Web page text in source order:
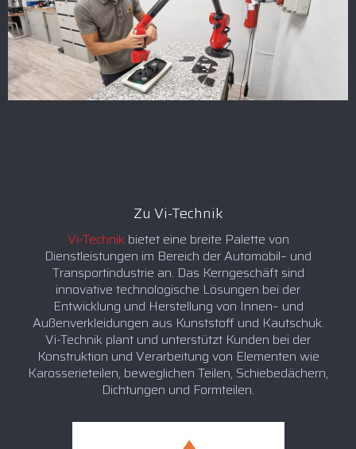
Zu Vi-Technik
Vi-Technik bietet eine breite Palette von
Dienstleistungen im Bereich der Automobil– und
Transportindustrie an. Das Kerngeschäft sind
innovative technologische Lösungen bei der
Entwicklung und Herstellung von Innen– und
Außenverkleidungen aus Kunststoff und Kautschuk.
Vi-Technik plant und unterstützt Kunden bei der
Konstruktion und Verarbeitung von Elementen wie
Karosserieteilen, beweglichen Teilen, Schiebedächern,
Dichtungen und Formteilen.